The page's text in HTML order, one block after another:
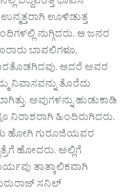
ಊಳಿಡುತ್ತ
ನುಗ್ಗಿದರು. ಆ ಜನರ
ಬಾವಲಿಗಳೂ,
ಹಾರತೊಡಗಿದವು. ಆದರೆ ಅವರ
ನಿವಾಸವನ್ನು ತೊರೆದು
ಅವುಗಳನ್ನು ಹುಡುಕಾಡಿ
ನಿರಾಶರಾಗಿ ಹಿಂದಿರುಗಿದರು.
ಹೋಗಿ ಗುರೂಜಿಯವರ
ಹೋದರು. ಅಲ್ಲಿಗೆ
ತಾತ್ಕಾಲಿಕವಾಗಿ
ಸನಿಲ್